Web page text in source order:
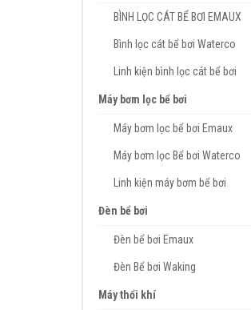
BÌNH LỌC CÁT BỂ BƠI EMAUX
Bình lọc cát bể bơi Waterco
Linh kiện bình lọc cát bể bơi
Máy bơm lọc bể bơi
Máy bơm lọc bể bơi Emaux
Máy bơm lọc Bể bơi Waterco
Linh kiện máy bơm bể bơi
Đèn bể bơi
Đèn bể bơi Emaux
Đèn Bể bơi Waking
Máy thổi khí